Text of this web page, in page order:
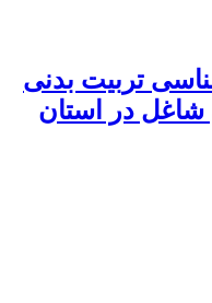
تربیت بدنی
شاغل در استان